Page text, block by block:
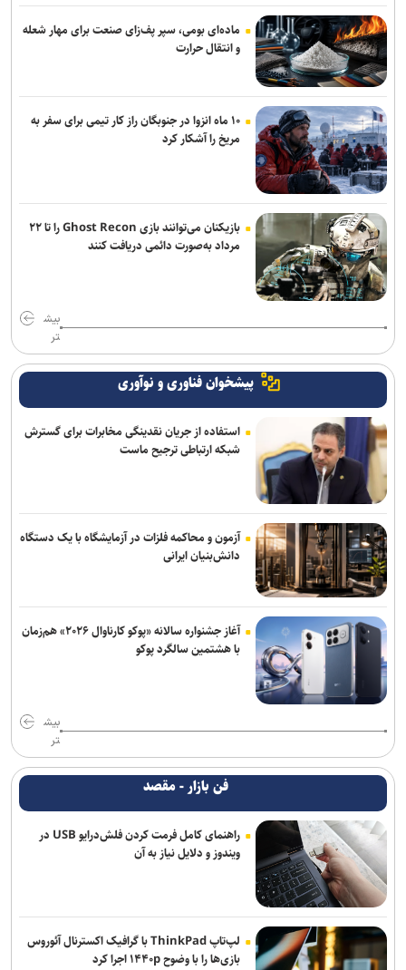
زخمی شدن بیش از ۲۰ فلسطینی و بازداشت ۷ نفر در کرانه باختری
امیر جهانشاهی: دشمن در برابر اراده ملت ایران به زانو درآمده است
دموکرات‌ها برای تحقیق از ترامپ و احتمال استیضاح او آماده می‌شوند
گزارش مرکز ملی حقوق زنان از وضعیت بحرانی اشتغال در آمریکا/ زنان
قربانیان اصلی سیاست‌های اقتصادی و اجتماعی دولت ترامپ
ماده‌ای بومی، سپر پف‌زای صنعت برای مهار شعله
و انتقال حرارت
۱۰ ماه انزوا در جنوبگان راز کار تیمی برای سفر به
مریخ را آشکار کرد
بازیکنان می‌توانند بازی Ghost Recon را تا ۲۲
مرداد به‌صورت دائمی دریافت کنند
بیش
تر
پیشخوان فناوری و نوآوری
استفاده از جریان نقدینگی مخابرات برای گسترش
شبکه ارتباطی ترجیح ماست
آزمون و محاکمه فلزات در آزمایشگاه با یک دستگاه
دانش‌بنیان ایرانی
آغاز جشنواره سالانه «پوکو کارناوال ۲۰۲۶» هم‌زمان
با هشتمین سالگرد پوکو
بیش
تر
فن بازار - مقصد
راهنمای کامل فرمت کردن فلش‌درایو USB در
ویندوز و دلایل نیاز به آن
لپ‌تاپ ThinkPad با گرافیک اکسترنال آئوروس
بازی‌ها را با وضوح ۱۴۴۰p اجرا کرد